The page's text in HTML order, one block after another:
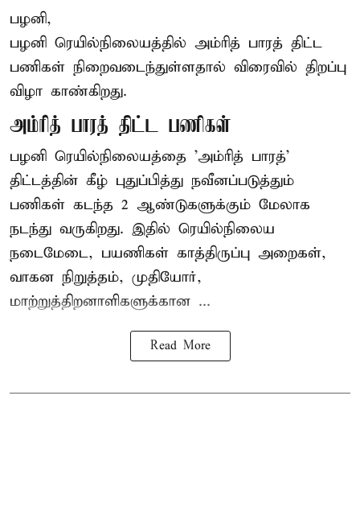
பழனி,
பழனி ரெயில்நிலையத்தில் அம்ரித் பாரத் திட்ட
பணிகள் நிறைவடைந்துள்ளதால் விரைவில் திறப்பு
விழா காண்கிறது.
அம்ரித் பாரத் திட்ட பணிகள்
பழனி ரெயில்நிலையத்தை 'அம்ரித் பாரத்'
திட்டத்தின் கீழ் புதுப்பித்து நவீனப்படுத்தும்
பணிகள் கடந்த 2 ஆண்டுகளுக்கும் மேலாக
நடந்து வருகிறது. இதில் ரெயில்நிலைய
நடைமேடை, பயணிகள் காத்திருப்பு அறைகள்,
வாகன நிறுத்தம், முதியோர்,
மாற்றுத்திறனாளிகளுக்கான ...
Read More